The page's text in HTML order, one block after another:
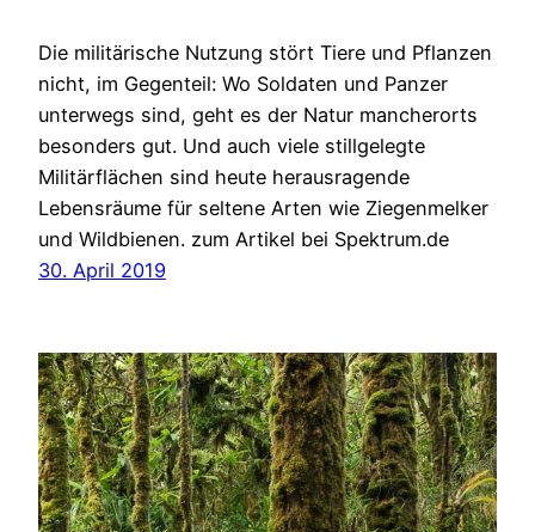
Die militärische Nutzung stört Tiere und Pflanzen
nicht, im Gegenteil: Wo Soldaten und Panzer
unterwegs sind, geht es der Natur mancherorts
besonders gut. Und auch viele stillgelegte
Militärflächen sind heute herausragende
Lebensräume für seltene Arten wie Ziegenmelker
und Wildbienen. zum Artikel bei Spektrum.de
30. April 2019